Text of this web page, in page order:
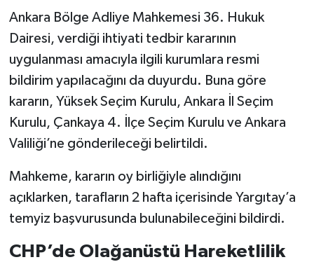
Ankara Bölge Adliye Mahkemesi 36. Hukuk
Dairesi, verdiği ihtiyati tedbir kararının
uygulanması amacıyla ilgili kurumlara resmi
bildirim yapılacağını da duyurdu. Buna göre
kararın, Yüksek Seçim Kurulu, Ankara İl Seçim
Kurulu, Çankaya 4. İlçe Seçim Kurulu ve Ankara
Valiliği’ne gönderileceği belirtildi.
Mahkeme, kararın oy birliğiyle alındığını
açıklarken, tarafların 2 hafta içerisinde Yargıtay’a
temyiz başvurusunda bulunabileceğini bildirdi.
CHP’de Olağanüstü Hareketlilik